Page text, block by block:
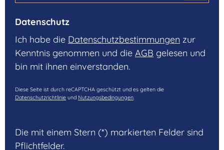
Datenschutz
Ich habe die Datenschutzbestimmungen zur
Kenntnis genommen und die AGB gelesen und
bin mit ihnen einverstanden.
Diese Seite ist durch reCAPTCHA geschützt und es gelten die
Datenschutzrichtlinie und Nutzungsbedingungen.
Die mit einem Stern (*) markierten Felder sind
Pflichtfelder.